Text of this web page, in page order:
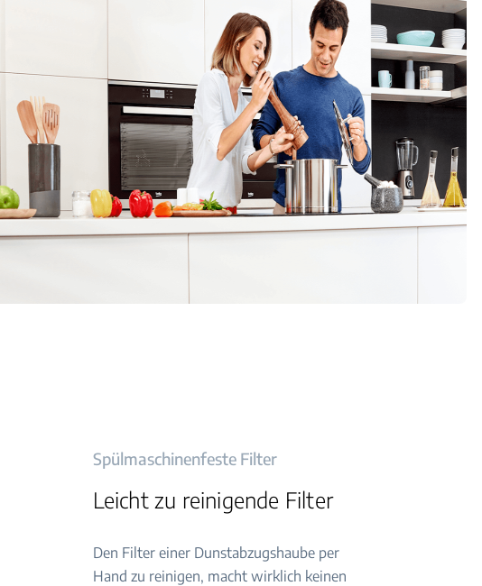
Spülmaschinenfeste Filter
Leicht zu reinigende Filter
Den Filter einer Dunstabzugshaube per
Hand zu reinigen, macht wirklich keinen